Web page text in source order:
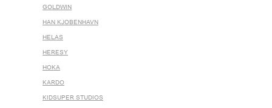
GOLDWIN
HAN KJOBENHAVN
HELAS
HERESY
HOKA
KARDO
KIDSUPER STUDIOS